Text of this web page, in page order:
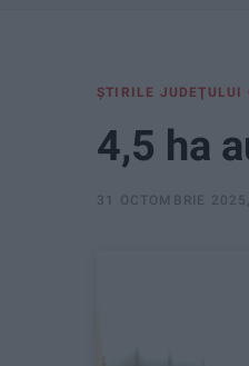
ŞTIRILE JUDEŢULUI
4,5 ha
31 OCTOMBRIE